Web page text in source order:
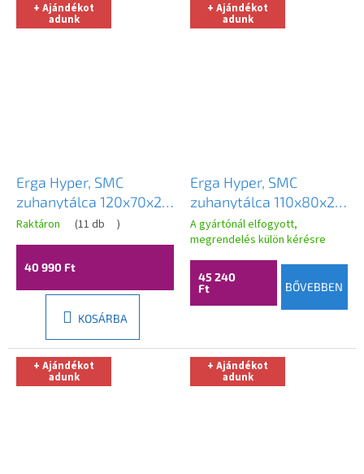
+ Ajándékot
adunk
Erga Hyper, SMC
zuhanytálca 120x70x2,6
cm + szifon, fehér matt,
ERG-V06-SMC-7012S-
WH
Raktáron (11 db )
40 990 Ft
KOSÁRBA
+ Ajándékot
adunk
Erga Hyper, SMC
zuhanytálca 110x80x2,6
cm + szifon, matt
szürke, ERG-V06-SMC-
8011S-GR
A gyártónál elfogyott,
megrendelés külön kérésre
45 240
Ft
BŐVEBBEN
+ Ajándékot
adunk
+ Ajándékot
adunk